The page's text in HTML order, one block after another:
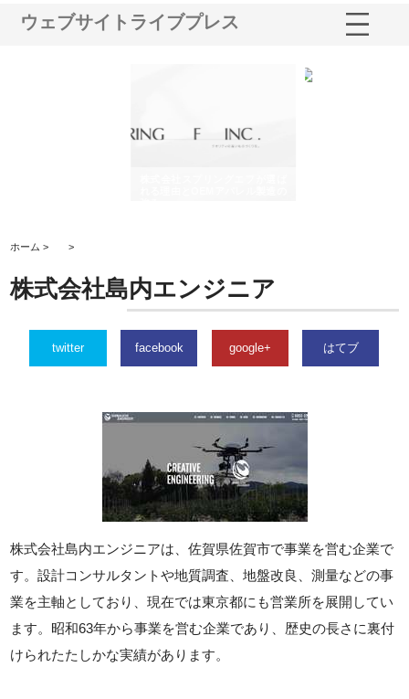
ウェブサイトライブプレス
ホーム > >
株式会社島内エンジニア
twitter facebook google+ はてブ
株式会社島内エンジニアは、佐賀県佐賀市で事業を営む企業で
す。設計コンサルタントや地質調査、地盤改良、測量などの事
業を主軸としており、現在では東京都にも営業所を展開してい
ます。昭和63年から事業を営む企業であり、歴史の長さに裏付
けられたたしかな実績があります。